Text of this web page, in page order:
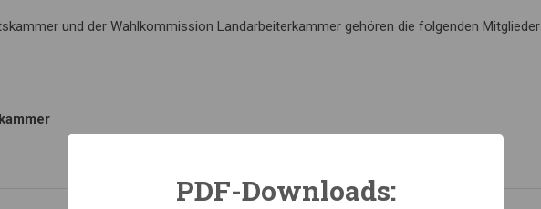
und der Wahlkommission Landarbeiterkammer gehören die folgenden Mitglieder
PDF-Downloads: